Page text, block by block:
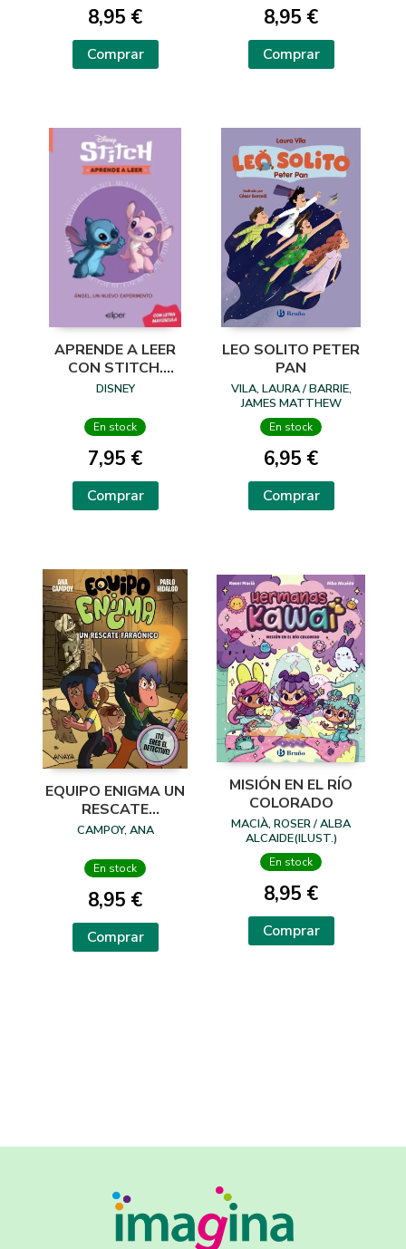
8,95 €
Comprar
8,95 €
Comprar
APRENDE A LEER
CON STITCH.
ANGEL EXPERIM
DISNEY
En stock
7,95 €
Comprar
LEO SOLITO PETER
PAN
VILA, LAURA / BARRIE,
JAMES MATTHEW
En stock
6,95 €
Comprar
EQUIPO ENIGMA UN
RESCATE
FARAÓNICO
CAMPOY, ANA
En stock
8,95 €
Comprar
MISIÓN EN EL RÍO
COLORADO
MACIÀ, ROSER / ALBA
ALCAIDE(ILUST.)
En stock
8,95 €
Comprar